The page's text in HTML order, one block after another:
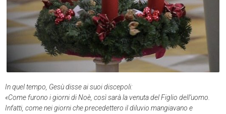
In quel tempo, Gesù disse ai suoi discepoli:
«Come furono i giorni di Noè, così sarà la venuta del Figlio dell’uomo.
Infatti, come nei giorni che precedettero il diluvio mangiavano e